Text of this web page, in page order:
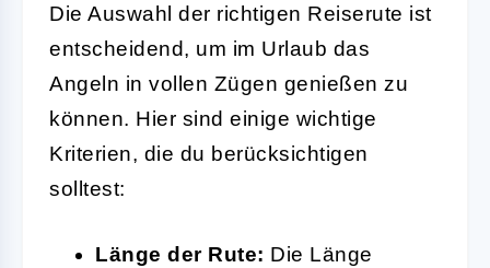
Die Auswahl der richtigen Reiserute ist
entscheidend, um im Urlaub das
Angeln in vollen Zügen genießen zu
können. Hier sind einige wichtige
Kriterien, die du berücksichtigen
solltest:
Länge der Rute: Die Länge